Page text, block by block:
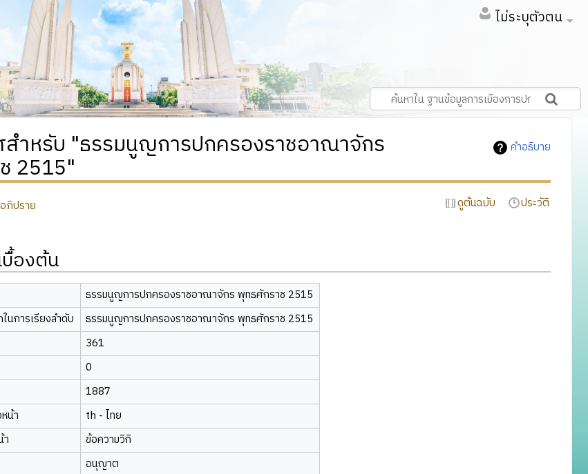
ไม่ระบุตัวตน
คำอธิบาย
สำหรับ "ธรรมนูญการปกครองราชอาณาจักร
2515"
อภิปราย ดูต้นฉบับ ประวัติ
องต้น
ธรรมนูญการปกครองราชอาณาจักร พุทธศักราช 2515
นการเรียงลำดับ
ธรรมนูญการปกครองราชอาณาจักร พุทธศักราช 2515
361
0
1887
น้า
th - ไทย
ข้อความวิกิ
อนุญาต